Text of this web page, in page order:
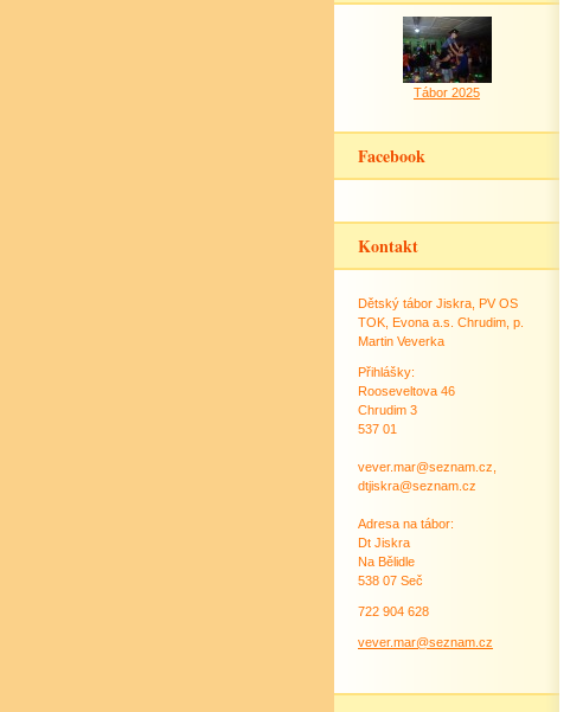
Tábor 2025
Facebook
Kontakt
Dětský tábor Jiskra, PV OS
TOK, Evona a.s. Chrudim, p.
Martin Veverka
Přihlášky:
Rooseveltova 46
Chrudim 3
537 01
vever.mar@seznam.cz,
dtjiskra@seznam.cz
Adresa na tábor:
Dt Jiskra
Na Bělidle
538 07 Seč
722 904 628
vever.mar@seznam.cz